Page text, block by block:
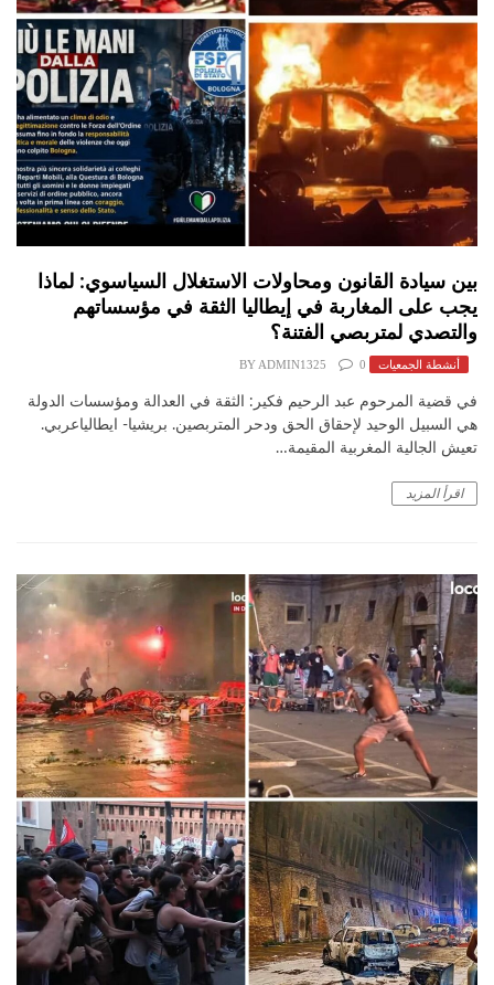
بين سيادة القانون ومحاولات الاستغلال السياسوي: لماذا
يجب على المغاربة في إيطاليا الثقة في مؤسساتهم
والتصدي لمتربصي الفتنة؟
أنشطة الجمعيات BY ADMIN1325 0
في قضية المرحوم عبد الرحيم فكير: الثقة في العدالة ومؤسسات الدولة
هي السبيل الوحيد لإحقاق الحق ودحر المتربصين. بريشيا- ايطالياعربي.
تعيش الجالية المغربية المقيمة…
اقرأ المزيد